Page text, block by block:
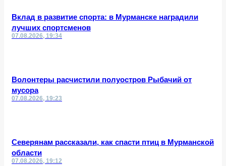
Вклад в развитие спорта: в Мурманске наградили
лучших спортсменов
07.08.2026, 19:34
Волонтеры расчистили полуостров Рыбачий от
мусора
07.08.2026, 19:23
Северянам рассказали, как спасти птиц в Мурманской
области
07.08.2026, 19:12